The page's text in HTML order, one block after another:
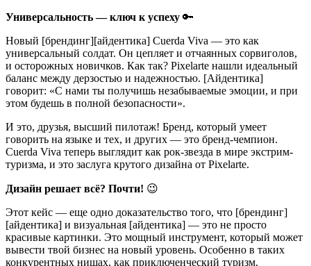
Универсальность — ключ к успеху 🔑
Новый [брендинг][айдентика] Cuerda Viva — это как
универсальный солдат. Он цепляет и отчаянных сорвиголов,
и осторожных новичков. Как так? Pixelarte нашли идеальный
баланс между дерзостью и надежностью. [Айдентика]
говорит: «С нами ты получишь незабываемые эмоции, и при
этом будешь в полной безопасности».
И это, друзья, высший пилотаж! Бренд, который умеет
говорить на языке и тех, и других — это бренд-чемпион.
Cuerda Viva теперь выглядит как рок-звезда в мире экстрим-
туризма, и это заслуга крутого дизайна от Pixelarte.
Дизайн решает всё? Почти! 😉
Этот кейс — еще одно доказательство того, что [брендинг]
[айдентика] и визуальная [айдентика] — это не просто
красивые картинки. Это мощный инструмент, который может
вывести твой бизнес на новый уровень. Особенно в таких
конкурентных нишах, как приключенческий туризм.